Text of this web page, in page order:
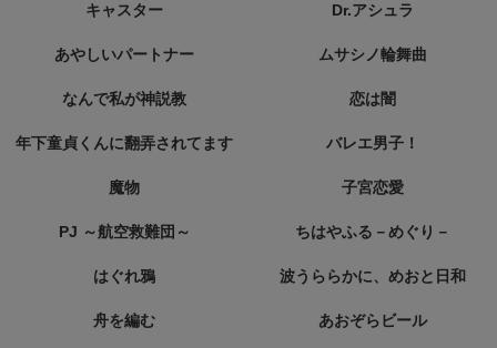
キャスター Dr.アシュラ
あやしいパートナー ムサシノ輪舞曲
なんで私が神説教 恋は闇
年下童貞くんに翻弄されてます バレエ男子！
魔物 子宮恋愛
PJ ～航空救難団～ ちはやふる－めぐり－
はぐれ鴉 波うららかに、めおと日和
舟を編む あおぞらビール